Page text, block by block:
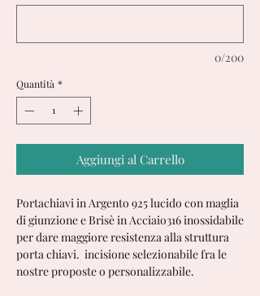
0/200
Quantità *
Aggiungi al Carrello
Portachiavi in Argento 925 lucido con maglia
di giunzione e Brisè in Acciaio316 inossidabile
per dare maggiore resistenza alla struttura
porta chiavi. incisione selezionabile fra le
nostre proposte o personalizzabile.